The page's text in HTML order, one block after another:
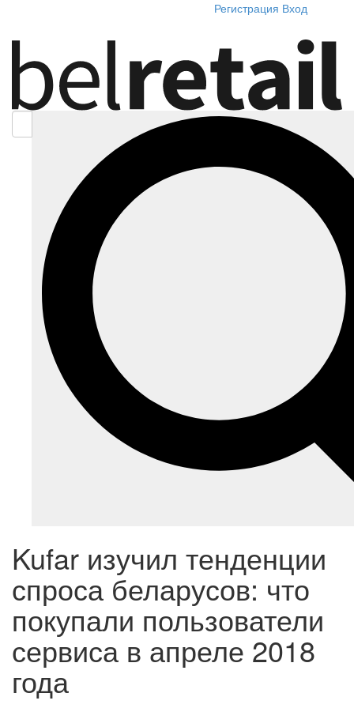
Регистрация Вход
Kufar изучил тенденции
спроса беларусов: что
покупали пользователи
сервиса в апреле 2018
года